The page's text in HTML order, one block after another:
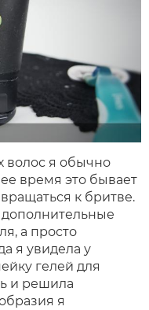
волос я обычно
время это бывает
к бритве.
дополнительные
а просто
я увидела у
гелей для
и решила
я